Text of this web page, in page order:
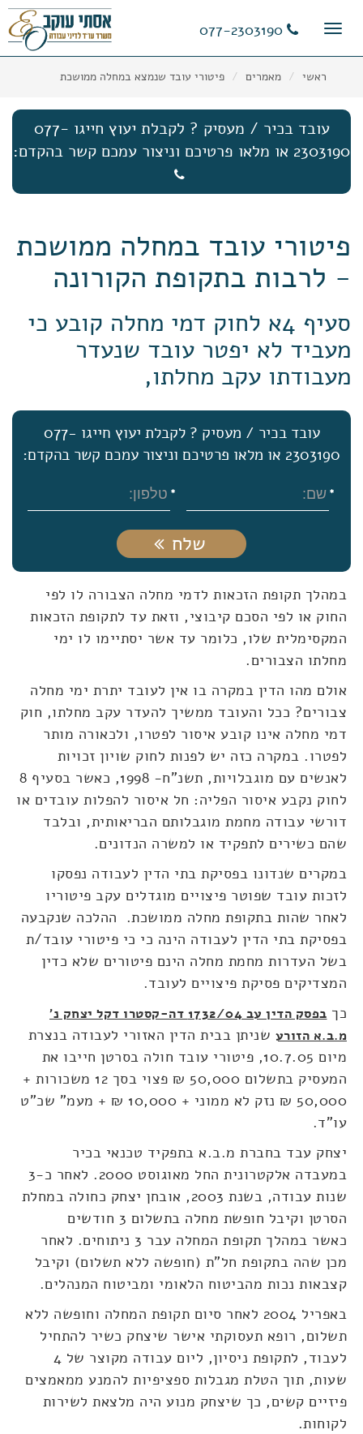
Toggle
ראשי מאמרים פיטורי עובד שנמצא במחלה ממושכת
עובד בכיר / מעסיק ? לקבלת יעוץ חייגו 077-
2303190 או מלאו פרטיכם וניצור עמכם קשר בהקדם:
פיטורי עובד במחלה ממושכת
- לרבות בתקופת הקורונה
סעיף 4א לחוק דמי מחלה קובע כי
מעביד לא יפטר עובד שנעדר
מעבודתו עקב מחלתו,
עובד בכיר / מעסיק ? לקבלת יעוץ חייגו 077-
2303190 או מלאו פרטיכם וניצור עמכם קשר בהקדם:
שלח
במהלך תקופת הזכאות לדמי מחלה הצבורה לו לפי
החוק או לפי הסכם קיבוצי, וזאת עד לתקופת הזכאות
המקסימלית שלו, כלומר עד אשר יסתיימו לו ימי
מחלתו הצבורים.
אולם מהו הדין במקרה בו אין לעובד יתרת ימי מחלה
צבורים? ככל והעובד ממשיך להעדר עקב מחלתו, חוק
דמי מחלה אינו קובע איסור לפטרו, ולכאורה מותר
לפטרו. במקרה כזה יש לפנות לחוק שויון זכויות
לאנשים עם מוגבלויות, תשנ"ח- 1998, כאשר בסעיף 8
לחוק נקבע איסור הפליה: חל איסור להפלות עובדים או
דורשי עבודה מחמת מוגבלותם הבריאותית, ובלבד
שהם כשירים לתפקיד או למשרה הנדונים.
במקרים שנדונו בפסיקת בתי הדין לעבודה נפסקו
לזכות עובד שפוטר פיצויים מוגדלים עקב פיטוריו
לאחר שהות בתקופת מחלה ממושכת. ההלכה שנקבעה
בפסיקת בתי הדין לעבודה הינה כי כי פיטורי עובד/ת
בשל העדרות מחמת מחלה הינם פיטורים שלא כדין
המצדיקים פסיקת פיצויים לעובד.
כך
בפסק הדין עב 1732/04 דה-קסטרו דקל יצחק נ'
מ.ב.א הזורע שניתן בבית הדין האזורי לעבודה בנצרת
מיום 10.7.05, פיטורי עובד חולה בסרטן חייבו את
המעסיק בתשלום 50,000 ₪ פצוי בסך 12 משכורות +
50,000 ₪ נזק לא ממוני + 10,000 ₪ + מעמ" שכ"ט
עו"ד.
יצחק עבד בחברת מ.ב.א בתפקיד טכנאי בכיר
במעבדה אלקטרונית החל מאוגוסט 2000. לאחר כ-3
שנות עבודה, בשנת 2003, אובחן יצחק כחולה במחלת
הסרטן וקיבל חופשת מחלה בתשלום 3 חודשים
כאשר במהלך תקופת המחלה עבר 3 ניתוחים. לאחר
מכן שהה בתקופת חל"ת (חופשה ללא תשלום) וקיבל
קצבאות נכות מהביטוח הלאומי ומביטוח המנהלים.
באפריל 2004 לאחר סיום תקופת המחלה וחופשה ללא
תשלום, רופא תעסוקתי אישר שיצחק כשיר להתחיל
לעבוד, לתקופת ניסיון, ליום עבודה מקוצר של 4
שעות, תוך הטלת מגבלות ספציפיות להמנע ממאמצים
פיזיים קשים, כך שיצחק מנוע היה מלצאת לשירות
לקוחות.